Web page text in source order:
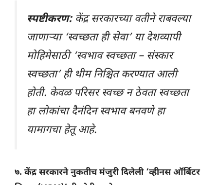
स्पष्टीकरण:केंद्र सरकारच्या वतीने राबवल्या
जाणाऱ्या ‘स्वच्छता ही सेवा’ या देशव्यापी
मोहिमेसाठी ‘स्वभाव स्वच्छता – संस्कार
स्वच्छता’ ही थीम निश्चित करण्यात आली
होती. केवळ परिसर स्वच्छ न ठेवता स्वच्छता
हा लोकांचा दैनंदिन स्वभाव बनवणे हा
यामागचा हेतू आहे.
७. केंद्र सरकारने नुकतीच मंजुरी दिलेली ‘व्हीनस ऑर्बिटर